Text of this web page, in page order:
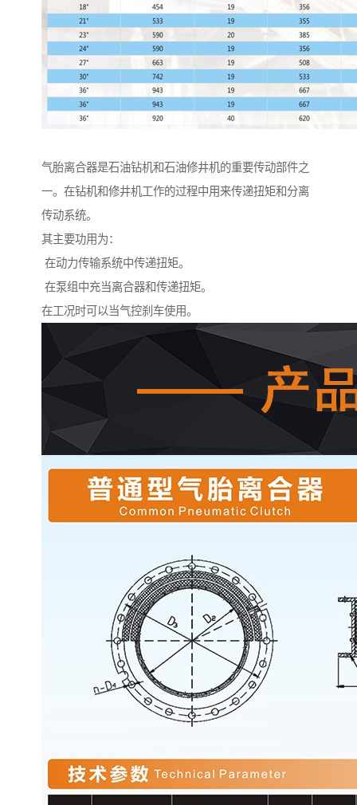
气胎离合器是石油钻机和石油修井机的重要传动部件之
一。在钻机和修井机工作的过程中用来传递扭矩和分离
传动系统。
其主要功用为：
在动力传输系统中传递扭矩。
在泵组中充当离合器和传递扭矩。
在工况时可以当气控刹车使用。